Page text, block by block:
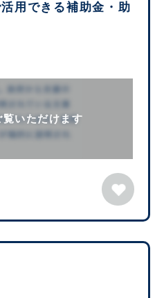
用できる補助金・助
いただけます